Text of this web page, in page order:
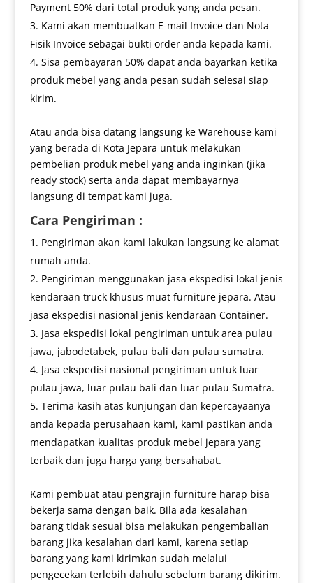
Payment 50% dari total produk yang anda pesan.
Kami akan membuatkan E-mail Invoice dan Nota
Fisik Invoice sebagai bukti order anda kepada kami.
Sisa pembayaran 50% dapat anda bayarkan ketika
produk mebel yang anda pesan sudah selesai siap
kirim.
Atau anda bisa datang langsung ke Warehouse kami
yang berada di Kota Jepara untuk melakukan
pembelian produk mebel yang anda inginkan (jika
ready stock) serta anda dapat membayarnya
langsung di tempat kami juga.
Cara Pengiriman :
Pengiriman akan kami lakukan langsung ke alamat
rumah anda.
Pengiriman menggunakan jasa ekspedisi lokal jenis
kendaraan truck khusus muat furniture jepara. Atau
jasa ekspedisi nasional jenis kendaraan Container.
Jasa ekspedisi lokal pengiriman untuk area pulau
jawa, jabodetabek, pulau bali dan pulau sumatra.
Jasa ekspedisi nasional pengiriman untuk luar
pulau jawa, luar pulau bali dan luar pulau Sumatra.
Terima kasih atas kunjungan dan kepercayaanya
anda kepada perusahaan kami, kami pastikan anda
mendapatkan kualitas produk mebel jepara yang
terbaik dan juga harga yang bersahabat.
Kami pembuat atau pengrajin furniture harap bisa
bekerja sama dengan baik. Bila ada kesalahan
barang tidak sesuai bisa melakukan pengembalian
barang jika kesalahan dari kami, karena setiap
barang yang kami kirimkan sudah melalui
pengecekan terlebih dahulu sebelum barang dikirim.